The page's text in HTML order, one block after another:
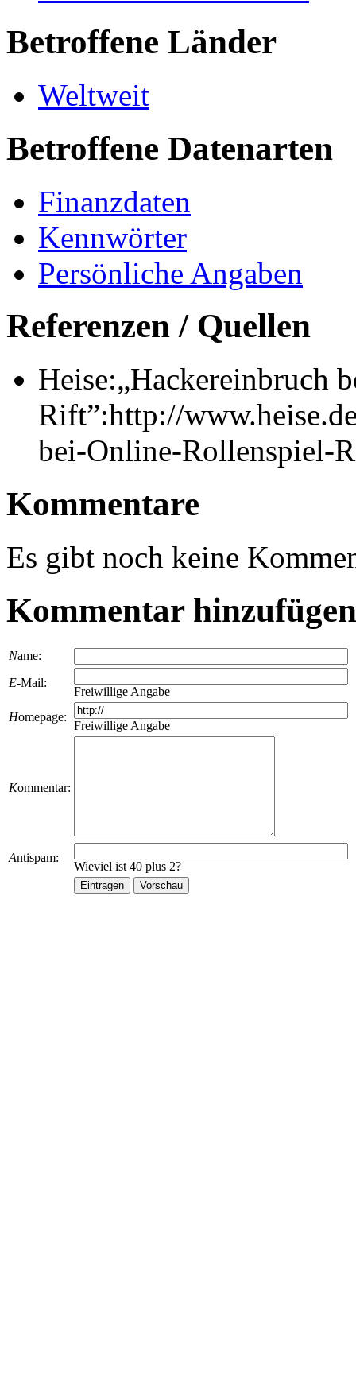
Betroffene Länder
Weltweit
Betroffene Datenarten
Finanzdaten
Kennwörter
Persönliche Angaben
Referenzen / Quellen
Heise:„Hackereinbruch
Rift”:http://
bei-Online-Rollenspiel-
Kommentare
Es gibt noch keine
Kommentar hinzufügen
Name:
E-Mail:
Freiwillige Angabe
Homepage:
Freiwillige Angabe
Kommentar:
Antispam:
Wieviel ist 40 plus 2?